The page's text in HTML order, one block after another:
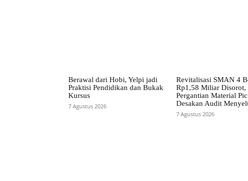
Berawal dari Hobi, Yelpi jadi
Praktisi Pendidikan dan Bukak
Kursus
7 Agustus 2026
Revitalisasi SMAN 4
Rp1,58 Miliar Disorot,
Pergantian Material
Desakan Audit
7 Agustus 2026